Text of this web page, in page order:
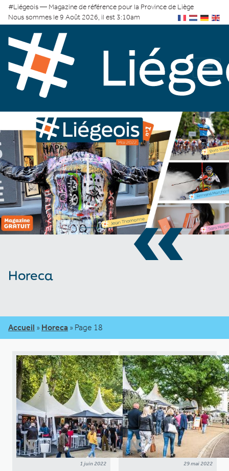
#Liégeois — Magazine de référence pour la Province de Liège
Nous sommes le 9 Août 2026, il est 3:10am
«
Horeca
Accueil » Horeca » Page 18
1 juin 2022 29 mai 2022